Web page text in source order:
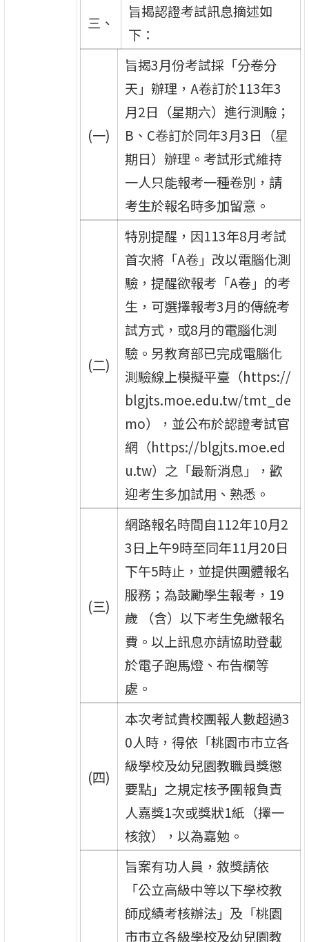
三、
旨揭認證考試訊息摘述如
下：
(一)
旨揭3月份考試採「分卷分
天」辦理，A卷訂於113年3
月2日（星期六）進行測驗；
B、C卷訂於同年3月3日（星
期日）辦理。考試形式維持
一人只能報考一種卷別，請
考生於報名時多加留意。
(二)
特別提醒，因113年8月考試
首次將「A卷」改以電腦化測
驗，提醒欲報考「A卷」的考
生，可選擇報考3月的傳統考
試方式，或8月的電腦化測
驗。另教育部已完成電腦化
測驗線上模擬平臺（https://
blgjts.moe.edu.tw/tmt_de
mo），並公布於認證考試官
網（https://blgjts.moe.ed
u.tw）之「最新消息」，歡
迎考生多加試用、熟悉。
(三)
網路報名時間自112年10月2
3日上午9時至同年11月20日
下午5時止，並提供團體報名
服務；為鼓勵學生報考，19
歲 （含）以下考生免繳報名
費。以上訊息亦請協助登載
於電子跑馬燈、布告欄等
處。
(四)
本次考試貴校團報人數超過3
0人時，得依「桃園市市立各
級學校及幼兒園教職員獎懲
要點」之規定核予團報負責
人嘉獎1次或獎狀1紙（擇一
核敘），以為嘉勉。
旨案有功人員，敘獎請依
「公立高級中等以下學校教
師成績考核辦法」及「桃園
市市立各級學校及幼兒園教